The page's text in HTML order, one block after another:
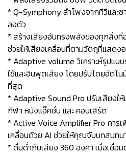
* Q-Symphony ลำโพงจากทีวีและซ
ลงตัว
* สร้างเสียงอันทรงพลังของทุกสิ่งที่อ
ช่วยให้เสียงเคลื่อนที่ตามวัตถุที่แสดง
* Adaptive volume วิเคราะห์รูปแบ
ใช้และอินพุตเสียง โดยปรับโดยอัตโ
ที่สุด
* Adaptive Sound Pro ปรับเสียงใ
กีฬา หนังแอ๊คชั่น และ คอนเสิร์ต
* Active Voice Amplifier Pro การ
เคลื่อนด้วย AI ช่วยให้คุณจับบทสนทน
* ดื่มด่ำกับเสียง 360 องศา เมื่อเชื่อ